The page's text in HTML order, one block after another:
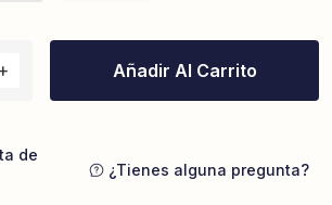
Añadir Al Carrito
de
¿Tienes alguna pregunta?